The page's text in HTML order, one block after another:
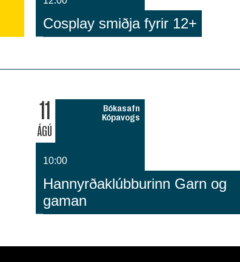
Cosplay smiðja fyrir 12+
11
ÁGÚ
Bókasafn
Kópavogs
10:00
Hannyrðaklúbburinn Garn og
gaman